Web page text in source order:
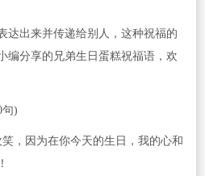
达出来并传递给别人，这种祝福的
编分享的兄弟生日蛋糕祝福语，欢
，因为在你今天的生日，我的心和